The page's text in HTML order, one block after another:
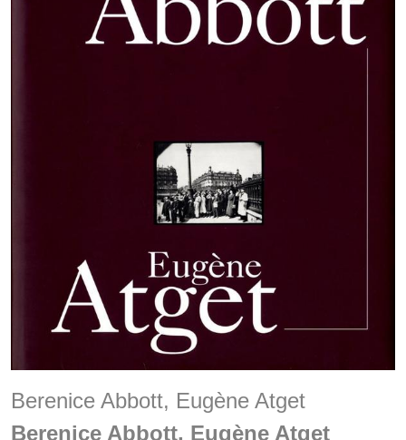
Berenice Abbott, Eugène Atget
Berenice Abbott, Eugène Atget